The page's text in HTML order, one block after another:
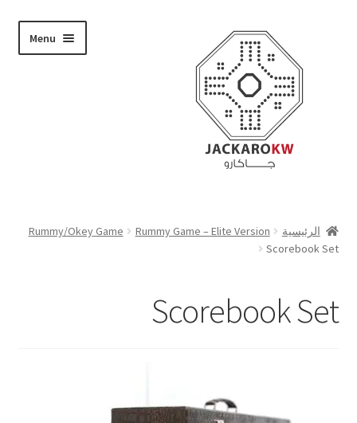
navigation
content
Menu
من نحن
الرئيسية Rummy/Okey Game
Rummy Game – Elite Version
Scorebook Set
Scorebook Set